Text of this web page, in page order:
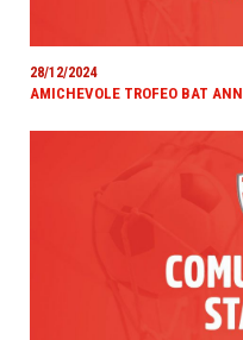
28/12/2024
AMICHEVOLE TROFEO BAT